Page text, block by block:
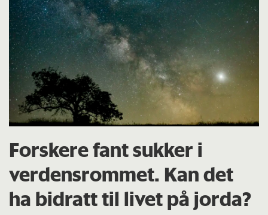
Forskere fant sukker i
verdensrommet. Kan det
ha bidratt til livet på jorda?